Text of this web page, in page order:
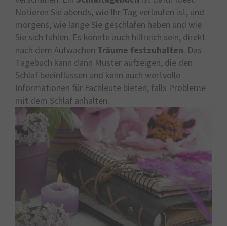
Notieren Sie abends, wie Ihr Tag verlaufen ist, und
morgens, wie lange Sie geschlafen haben und wie
Sie sich fühlen. Es könnte auch hilfreich sein, direkt
nach dem Aufwachen Träume festzuhalten. Das
Tagebuch kann dann Muster aufzeigen, die den
Schlaf beeinflussen und kann auch wertvolle
Informationen für Fachleute bieten, falls Probleme
mit dem Schlaf anhalten.